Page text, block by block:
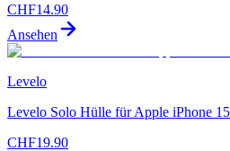
CHF14.90
Ansehen
Levelo
Levelo Solo Hülle für Apple iPhone
CHF19.90